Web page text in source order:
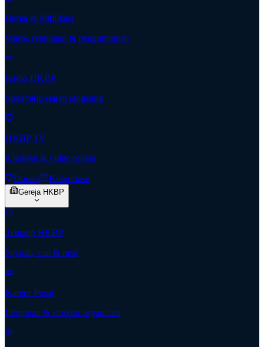
Berita & Publikasi
Warta, renungan & pengumuman
Radio HKBP
Streaming siaran langsung
HKBP TV
Khotbah & video rohani
Donasi Kolportase
Gereja HKBP
Tentang HKBP
Sejarah, visi & misi
Kantor Pusat
Pimpinan & struktur organisasi